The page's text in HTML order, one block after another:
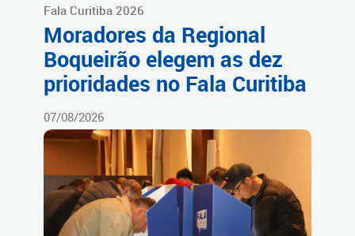
Fala Curitiba 2026
Moradores da Regional
Boqueirão elegem as dez
prioridades no Fala Curitiba
07/08/2026